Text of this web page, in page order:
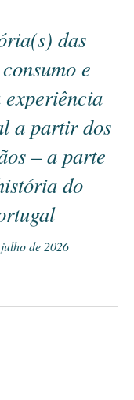
das
e
a partir dos
– a parte
do
de 2026